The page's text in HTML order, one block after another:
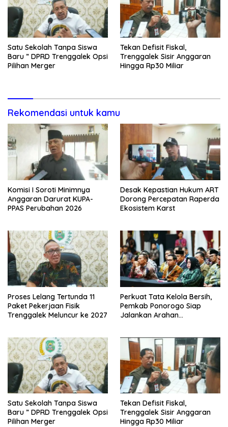
Satu Sekolah Tanpa Siswa
Baru ” DPRD Trenggalek Opsi
Pilihan Merger
Tekan Defisit Fiskal,
Trenggalek Sisir Anggaran
Hingga Rp30 Miliar
Rekomendasi untuk kamu
Komisi I Soroti Minimnya
Anggaran Darurat KUPA-
PPAS Perubahan 2026
Desak Kepastian Hukum ART
Dorong Percepatan Raperda
Ekosistem Karst
Proses Lelang Tertunda 11
Paket Pekerjaan Fisik
Trenggalek Meluncur ke 2027
Perkuat Tata Kelola Bersih,
Pemkab Ponorogo Siap
Jalankan Arahan
Satu Sekolah Tanpa Siswa
Baru ” DPRD Trenggalek Opsi
Pilihan Merger
Tekan Defisit Fiskal,
Trenggalek Sisir Anggaran
Hingga Rp30 Miliar